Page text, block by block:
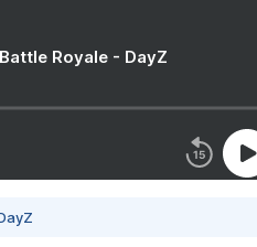
Royale - DayZ